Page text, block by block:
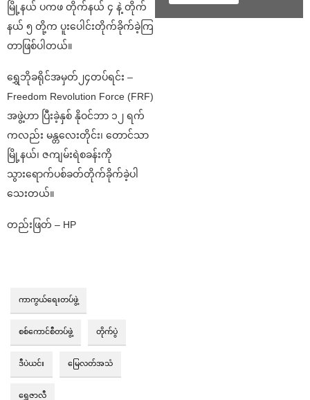
မြို့နယ် ပကဖ တိုက်နယ် ၄ နဲ့ တိုက်
နယ် ၅ တို့က ပူးပေါင်းတိုက်ခိုက်ခဲ့ကြ
တာဖြစ်ပါတယ်။
ရွှေဘိုခရိုင်အမှတ်၂၄တပ်ရင်း –
Freedom Revolution Force (FRF)
အဖွဲ့ဟာ ပြီးခဲ့နှစ် နိုဝင်ဘာ ၁၂ ရက်
ကလည်း မန္တလေးတိုင်း၊ တောင်သာ
မြို့နယ်၊ ဇကျမ်းရဲစခန်းကို
သွားရောက်ပစ်ခတ်တိုက်ခိုက်ခဲ့ပါ
သေးတယ်။
တည်းဖြတ် – HP
ကာကွယ်ရေးတပ်ဖွဲ့
စစ်ကောင်စီတပ်ဖွဲ့ တိုက်ပွဲ
ဒီပဲယင်း မြေလတ်အသံ
ရွှေဇာလီ